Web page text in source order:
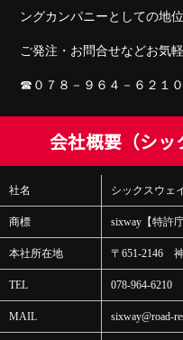
ングカンパニーとしての地
ご発注・お問合せなどお気
☎︎０７８－９６４－６２１０
会社概要（シッ
社名 シックスウェ
商標 sixway【特許
本社所在地 〒651-2146
TEL 078-964-6210
MAIL sixway@road-